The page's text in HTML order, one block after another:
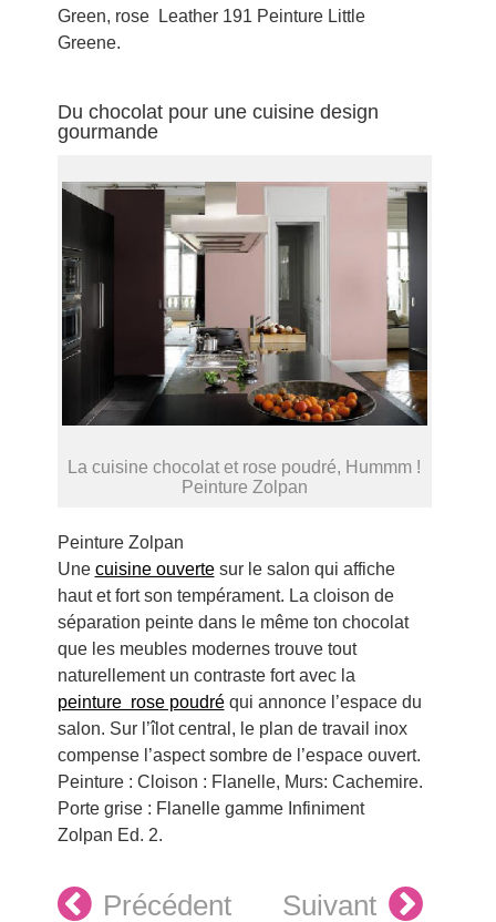
Green, rose Leather 191 Peinture Little
Greene.
Du chocolat pour une cuisine design
gourmande
La cuisine chocolat et rose poudré, Hummm !
Peinture Zolpan
Peinture Zolpan
Une cuisine ouvertesur le salon qui affiche
haut et fort son tempérament. La cloison de
séparation peinte dans le même ton chocolat
que les meubles modernes trouve tout
naturellement un contraste fort avec la
peinture rose poudréqui annonce l’espace du
salon. Sur l’îlot central, le plan de travail inox
compense l’aspect sombre de l’espace ouvert.
Peinture : Cloison : Flanelle, Murs: Cachemire.
Porte grise : Flanelle gamme Infiniment
Zolpan Ed. 2.
Précédent Suivant